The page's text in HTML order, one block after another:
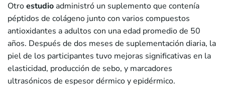
Otroestudio administró un suplemento que contenía
péptidos de colágeno junto con varios compuestos
antioxidantes a adultos con una edad promedio de 50
años. Después de dos meses de suplementación diaria, la
piel de los participantes tuvo mejoras significativas en la
elasticidad, producción de sebo, y marcadores
ultrasónicos de espesor dérmico y epidérmico.